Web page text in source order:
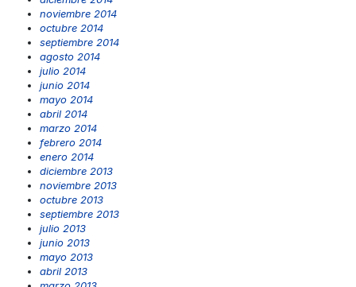
noviembre 2014
octubre 2014
septiembre 2014
agosto 2014
julio 2014
junio 2014
mayo 2014
abril 2014
marzo 2014
febrero 2014
enero 2014
diciembre 2013
noviembre 2013
octubre 2013
septiembre 2013
julio 2013
junio 2013
mayo 2013
abril 2013